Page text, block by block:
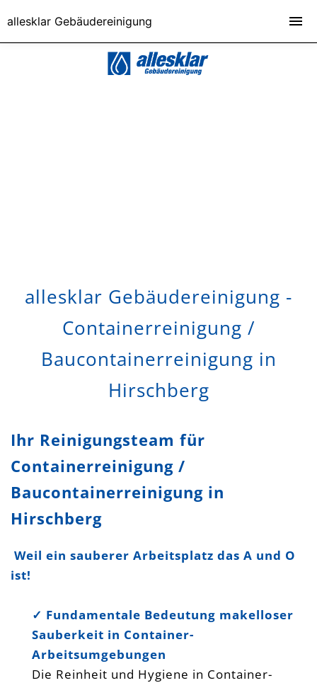
allesklar Gebäudereinigung -
Containerreinigung /
Baucontainerreinigung in
Hirschberg
Ihr Reinigungsteam für
Containerreinigung /
Baucontainerreinigung in
Hirschberg
Weil ein sauberer Arbeitsplatz das A und O
ist!
✓ Fundamentale Bedeutung makelloser
Sauberkeit in Container-
Arbeitsumgebungen
Die Reinheit und Hygiene in Container-
allesklar Gebäudereinigung